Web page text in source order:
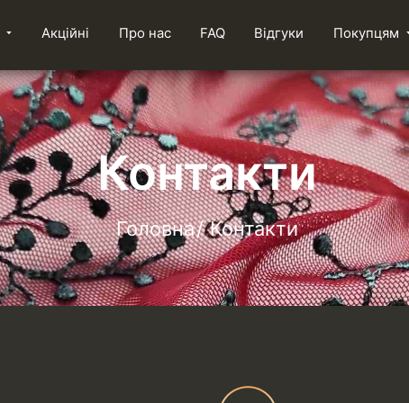
Акційні Про нас FAQ Відгуки Покупцям
Контакти
Головна Контакти